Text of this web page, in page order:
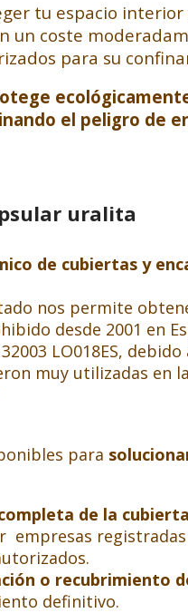
tu espacio
un coste
para su
el peligro de
uralita
de cubiertas y
nos permite
desde 2001 en
32003 LO018ES,
muy utilizadas en
para
de la
empresas
o recubrimiento
definitivo.